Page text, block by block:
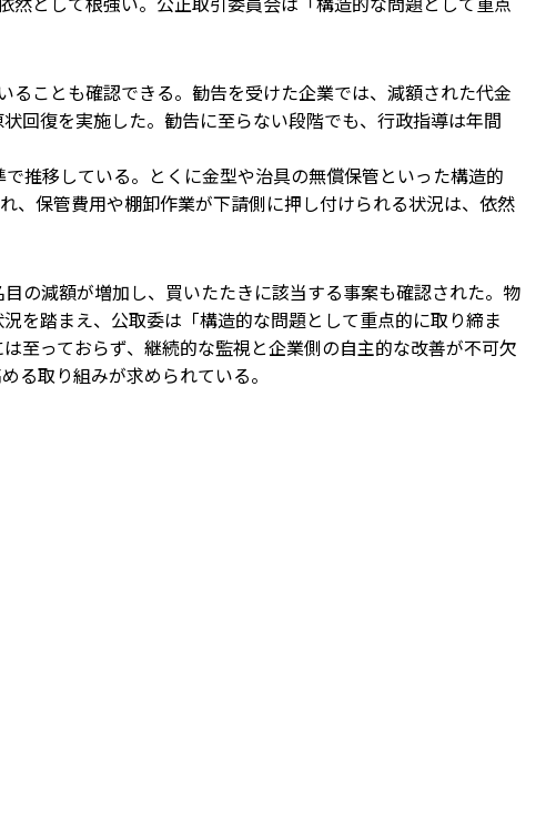
ことも確認できる。勧告を受けた企業では、減額された代金
回復を実施した。勧告に至らない段階でも、行政指導は年間
推移している。とくに金型や治具の無償保管といった構造的
、保管費用や棚卸作業が下請側に押し付けられる状況は、依然
の減額が増加し、買いたたきに該当する事案も確認された。物
を踏まえ、公取委は「構造的な問題として重点的に取り締ま
至っておらず、継続的な監視と企業側の自主的な改善が不可欠
る取り組みが求められている。